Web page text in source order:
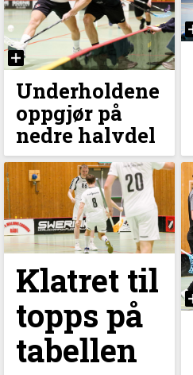
Underholdene
oppgjør på
nedre halvdel
Klatret til
topps på
tabellen